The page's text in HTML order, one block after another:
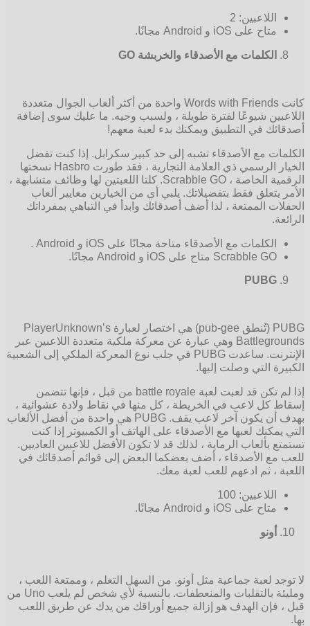
اللاعبين: 2
متاح على iOS و Android مجانًا.
الكلمات مع الأصدقاء والخربشة GO
كانت Words with Friends واحدة من أكثر ألعاب الجوال متعددة
اللاعبين شيوعًا لفترة طويلة ، ولسبب وجيه. ما عليك سوى إضافة
أصدقائك في التطبيق ويمكنك بدء لعبة معهم!
الكلمات مع الأصدقاء تشبه إلى حد كبير سكرابل. إذا كنت تفضل
الخيار الرسمي ذي العلامة التجارية ، فقد طورت Hasbro نسختها
الرقمية الخاصة ، Scrabble GO. كلتا اللعبتين لها وظائف متشابهة ،
الأمر يتعلق فقط بتفضيلاتك. يلبي أي من الخيارين معايير ألعاب
الحفلات الممتعة ، لذا أضف أصدقائك وابدأ في التباهي بمفرداتك
الرائعة.
الكلمات مع الأصدقاء متاحة مجانًا على iOS و Android .
Scrabble GO متاح على iOS و Android مجانًا.
PUBG
PUBG (تُنطق pub-gee) هي اختصار لعبارة PlayerUnknown’s
Battlegrounds وهي عبارة عن معركة ملكية متعددة اللاعبين عبر
الإنترنت. ساعدت PUBG في جلب نوع المعركة الملكي إلى الشعبية
الكبيرة التي وصلت إليها.
إذا لم تكن قد لعبت لعبة battle royale من قبل ، فإنها تتضمن
إسقاط كل لاعب في الخريطة ، كل منها في نقاط ولادة عشوائية ،
بهدف أن يكون آخر لاعب يقف. PUBG هي واحدة من أفضل الألعاب
التي يمكنك لعبها مع الأصدقاء على الهاتف أو الكمبيوتر إذا كنت
تستمتع بألعاب الرماية ، لذلك قد لا تكون الأفضل للاعبين العاديين.
للعب مع الأصدقاء ، أضف بعضكما البعض إلى قوائم أصدقائك في
اللعبة ، ثم ادعهم للعب لعبة معك.
اللاعبين: 100
متاح على iOS و Android مجانًا.
أونو
لا توجد لعبة جماعية مثل أونو. من السهل التعلم ، وممتعة اللعب ،
ومليئة بالتقلبات والمنعطفات. بالنسبة لأي شخص لم يلعب Uno من
قبل ، فإن الهدف هو إزالة جميع أوراقك من يدك عن طريق اللعب
بها.